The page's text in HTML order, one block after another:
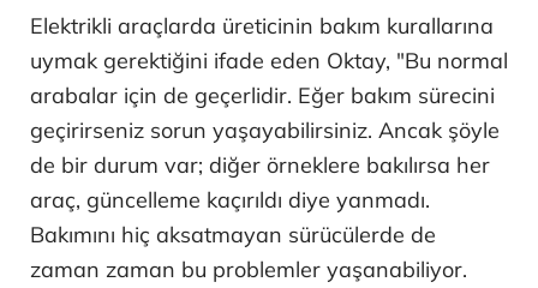
Elektrikli araçlarda üreticinin bakım kurallarına
uymak gerektiğini ifade eden Oktay, "Bu normal
arabalar için de geçerlidir. Eğer bakım sürecini
geçirirseniz sorun yaşayabilirsiniz. Ancak şöyle
de bir durum var; diğer örneklere bakılırsa her
araç, güncelleme kaçırıldı diye yanmadı.
Bakımını hiç aksatmayan sürücülerde de
zaman zaman bu problemler yaşanabiliyor.